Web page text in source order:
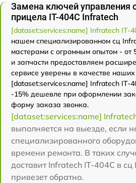
Замена ключей управления
прицела IT-404C Infratech
[dataset:services:name] Infratech IT-
нашем специализированном сц
мастерами с огромным опытом - от
и запчасти предоставляем
сервисе уверены в качестве наших
[dataset:services:name] Infratech IT-
-15% дешевле при оформлении
форму заказа звонка.
[dataset:services:name]
выполняется на выезде, если
специализированного
времени ремонта. В таких
доставит Infratech IT-404C в
привезет обратно.